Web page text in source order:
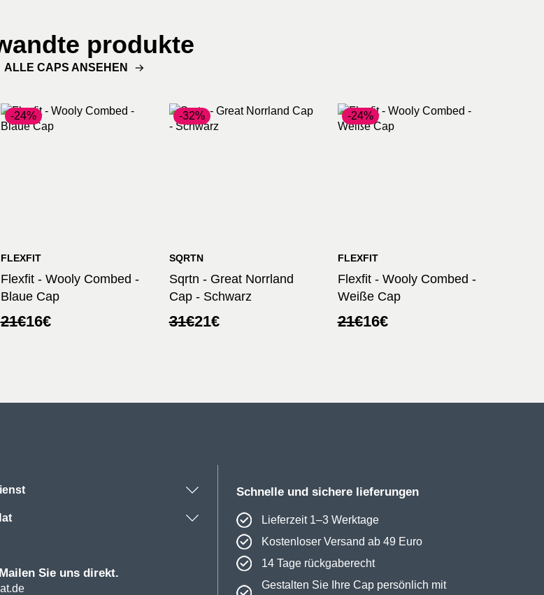
produkte
ALLE CAPS ANSEHEN
-24%
FLEXFIT
Flexfit - Wooly Combed -
Blaue Cap
21€
Ursprünglicher
16€
Aktueller
-32%
SQRTN
Sqrtn - Great Norrland
Cap - Schwarz
31€
Ursprünglicher
21€
Aktueller
-24%
FLEXFIT
Flexfit - Wooly Combed -
Weiße Cap
21€
Ursprünglicher
16€
Aktueller
Sie uns direkt.
Schnelle und sichere lieferungen
Lieferzeit 1–3 Werktage
Kostenloser Versand ab 49 Euro
14 Tage rückgaberecht
Gestalten Sie Ihre Cap persönlich mit